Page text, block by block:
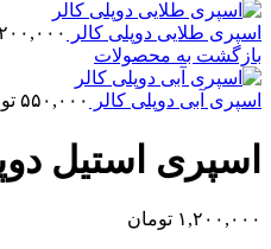
اسپری طلایی دوپلی کالر
بازگشت به محصولات
اسپری آبی دوپلی کالر ۵۵۰,۰۰۰
اسپری استیل
۱,۲۰۰,۰۰۰ تومان